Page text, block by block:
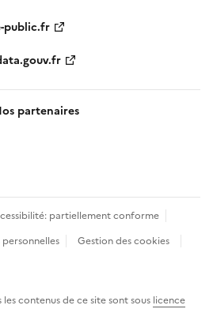
public.fr
partenaires
partiellement conforme
Gestion des cookies
contenus de ce site sont sous licence